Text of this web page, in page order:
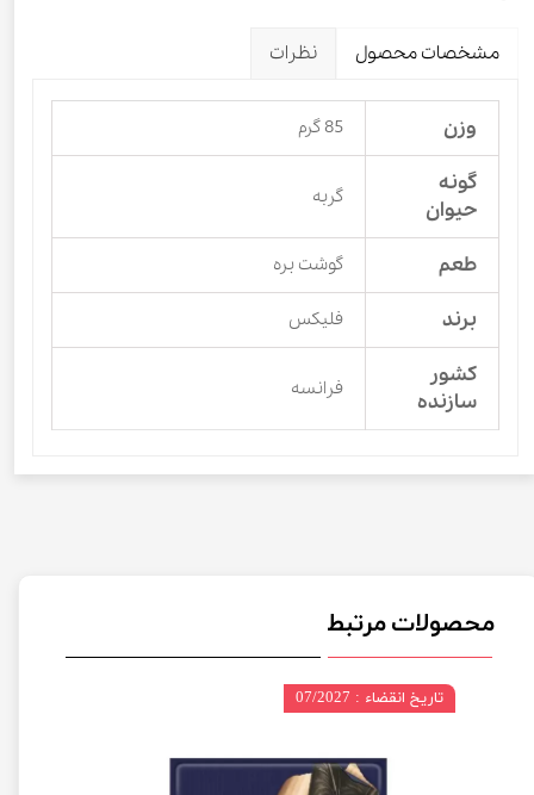
مشخصات محصول نظرات
وزن 85 گرم
گونه
حیوان
گربه
طعم گوشت بره
برند فلیکس
کشور
سازنده
فرانسه
محصولات مرتبط
تاریخ انقضاء : 07/2027